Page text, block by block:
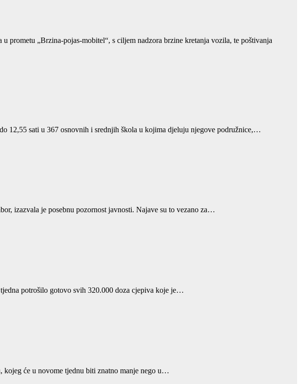
prometu „Brzina-pojas-mobitel“, s ciljem nadzora brzine kretanja vozila, te poštivanja
12,55 sati u 367 osnovnih i srednjih škola u kojima djeluju njegove podružnice,…
izazvala je posebnu pozornost javnosti. Najave su to vezano za…
potrošilo gotovo svih 320.000 doza cjepiva koje je…
kojeg će u novome tjednu biti znatno manje nego u…